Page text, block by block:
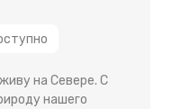
на Севере. С
нашего